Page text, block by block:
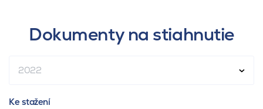
Dokumenty na stiahnutie
2022
Ke stažení